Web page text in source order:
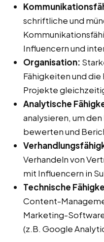
schriftliche und
Influencern und
Organisation:
Fähigkeiten und
Projekte
Analytische
analysieren, um
bewerten und
Verhandeln von
mit Influencern in
Technische
Content-
Marketing-
(z.B. Google